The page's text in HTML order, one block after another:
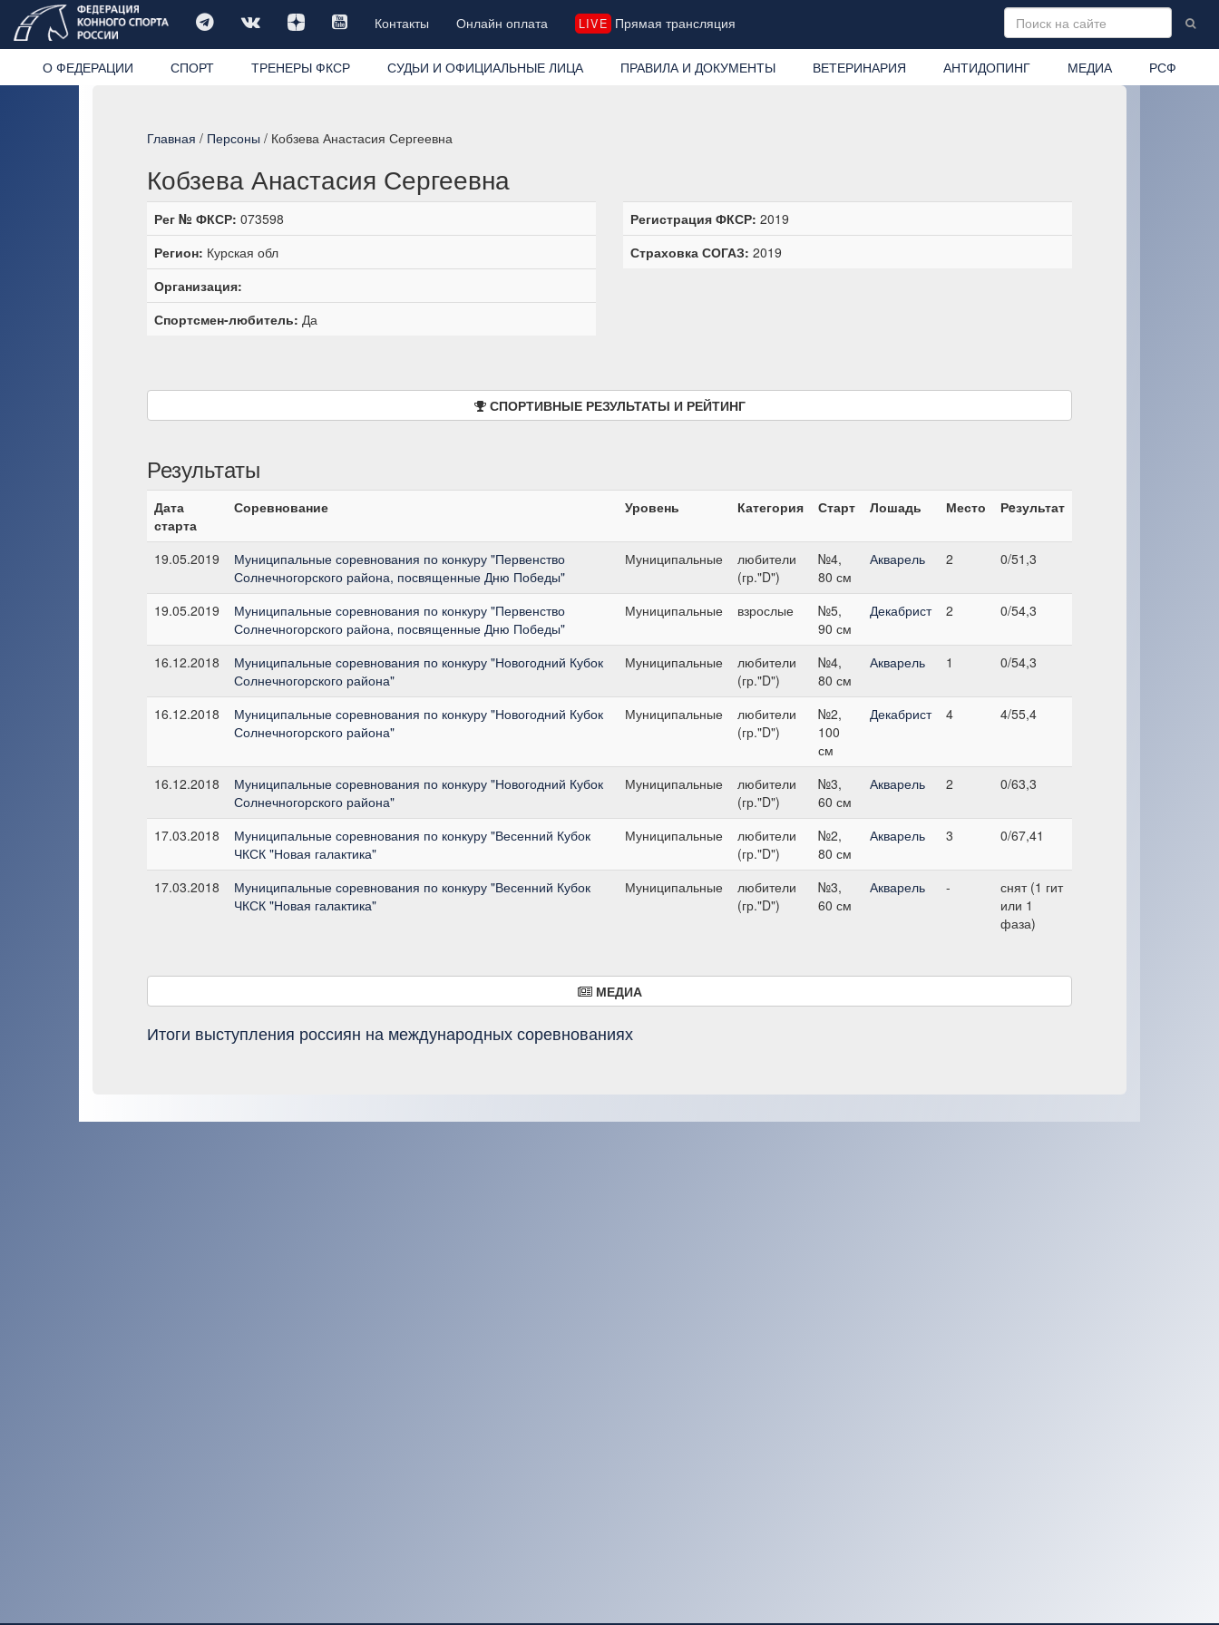
Контакты Онлайн оплата LIVE Прямая трансляция
О ФЕДЕРАЦИИ СПОРТ ТРЕНЕРЫ ФКСР СУДЬИ И ОФИЦИАЛЬНЫЕ ЛИЦА ПРАВИЛА И ДОКУМЕНТЫ ВЕТЕРИНАРИЯ АНТИДОПИНГ МЕДИА РСФ
Главная / Персоны / Кобзева Анастасия Сергеевна
Кобзева Анастасия Сергеевна
Рег № ФКСР: 073598
Регион: Курская обл
Организация:
Спортсмен-любитель: Да
Регистрация ФКСР: 2019
Страховка СОГАЗ: 2019
СПОРТИВНЫЕ РЕЗУЛЬТАТЫ И РЕЙТИНГ
Результаты
Дата
старта
Соревнование Уровень Категория Старт Лошадь Место Рeзультат
19.05.2019
Муниципальные соревнования по конкуру "Первенство
Солнечногорского района, посвященные Дню Победы"
Муниципальные
любители
(гр."D")
№4,
80 см
Акварель 2 0/51,3
19.05.2019
Муниципальные соревнования по конкуру "Первенство
Солнечногорского района, посвященные Дню Победы"
Муниципальные взрослые
№5,
90 см
Декабрист 2 0/54,3
16.12.2018
Муниципальные соревнования по конкуру "Новогодний Кубок
Солнечногорского района"
Муниципальные
любители
(гр."D")
№4,
80 см
Акварель 1 0/54,3
16.12.2018
Муниципальные соревнования по конкуру "Новогодний Кубок
Солнечногорского района"
Муниципальные
любители
(гр."D")
№2,
100
см
Декабрист 4 4/55,4
16.12.2018
Муниципальные соревнования по конкуру "Новогодний Кубок
Солнечногорского района"
Муниципальные
любители
(гр."D")
№3,
60 см
Акварель 2 0/63,3
17.03.2018
Муниципальные соревнования по конкуру "Весенний Кубок
ЧКСК "Новая галактика"
Муниципальные
любители
(гр."D")
№2,
80 см
Акварель 3 0/67,41
17.03.2018
Муниципальные соревнования по конкуру "Весенний Кубок
ЧКСК "Новая галактика"
Муниципальные
любители
(гр."D")
№3,
60 см
Акварель -
снят (1 гит
или 1
фаза)
МЕДИА
Итоги выступления россиян на международных соревнованиях